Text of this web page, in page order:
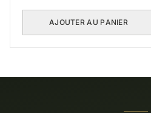
AJOUTER AU PANIER